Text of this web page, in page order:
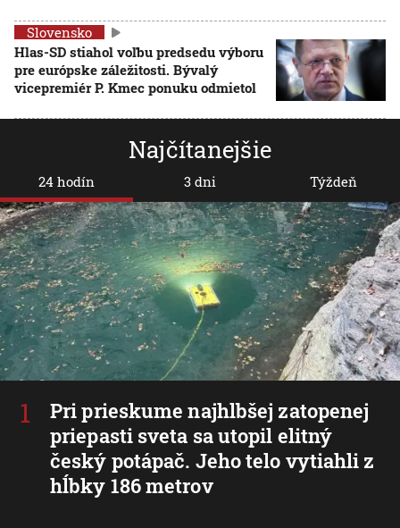
Slovensko
Hlas-SD stiahol voľbu predsedu výboru
pre európske záležitosti. Bývalý
vicepremiér P. Kmec ponuku odmietol
Najčítanejšie
24 hodín
Pri prieskume najhlbšej zatopenej
priepasti sveta sa utopil elitný
český potápač. Jeho telo vytiahli z
hĺbky 186 metrov
3 dni Týždeň